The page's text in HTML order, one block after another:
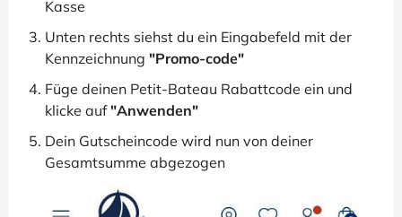
Kasse
Unten rechts siehst du ein Eingabefeld mit der
Kennzeichnung "Promo-code"
Füge deinen Petit-Bateau Rabattcode ein und
klicke auf"Anwenden"
Dein Gutscheincode wird nun von deiner
Gesamtsumme abgezogen